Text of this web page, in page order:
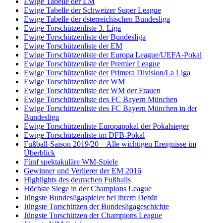
Ewige Tabelle der Schweizer Super League
Ewige Tabelle der österreichischen Bundesliga
Ewige Torschützenliste 3. Liga
Ewige Torschützenliste der Bundesliga
Ewige Torschützenliste der EM
Ewige Torschützenliste der Europa League/UEFA-Pokal
Ewige Torschützenliste der Premier League
Ewige Torschützenliste der Primera Division/La Liga
Ewige Torschützenliste der WM
Ewige Torschützenliste der WM der Frauen
Ewige Torschützenliste des FC Bayern München
Ewige Torschützenliste des FC Bayern München in der
Bundesliga
Ewige Torschützenliste Europapokal der Pokalsieger
Ewige Torschützenliste im DFB-Pokal
Fußball-Saison 2019/20 – Alle wichtigen Ereignisse im
Überblick
Fünf spektakuläre WM-Spiele
Gewinner und Verlierer der EM 2016
Highlights des deutschen Fußballs
Höchste Siege in der Champions League
Jüngste Bundesligaspieler bei ihrem Debüt
Jüngste Torschützen der Bundesligageschichte
Jüngste Torschützen der Champions League